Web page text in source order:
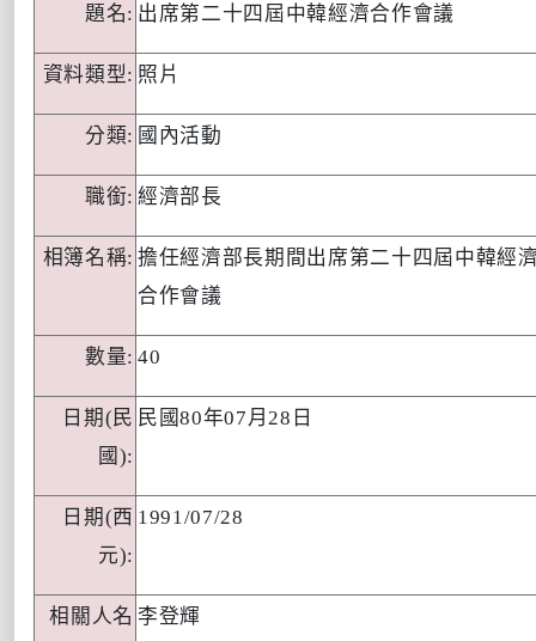
題名: 出席第二十四屆中韓經濟合作會議
資料類型: 照片
分類: 國內活動
職銜: 經濟部長
相簿名稱: 擔任經濟部長期間出席第二十四屆中韓經
合作會議
數量: 40
日期(民
國):
民國80年07月28日
日期(西
元):
1991/07/28
相關人名 李登輝